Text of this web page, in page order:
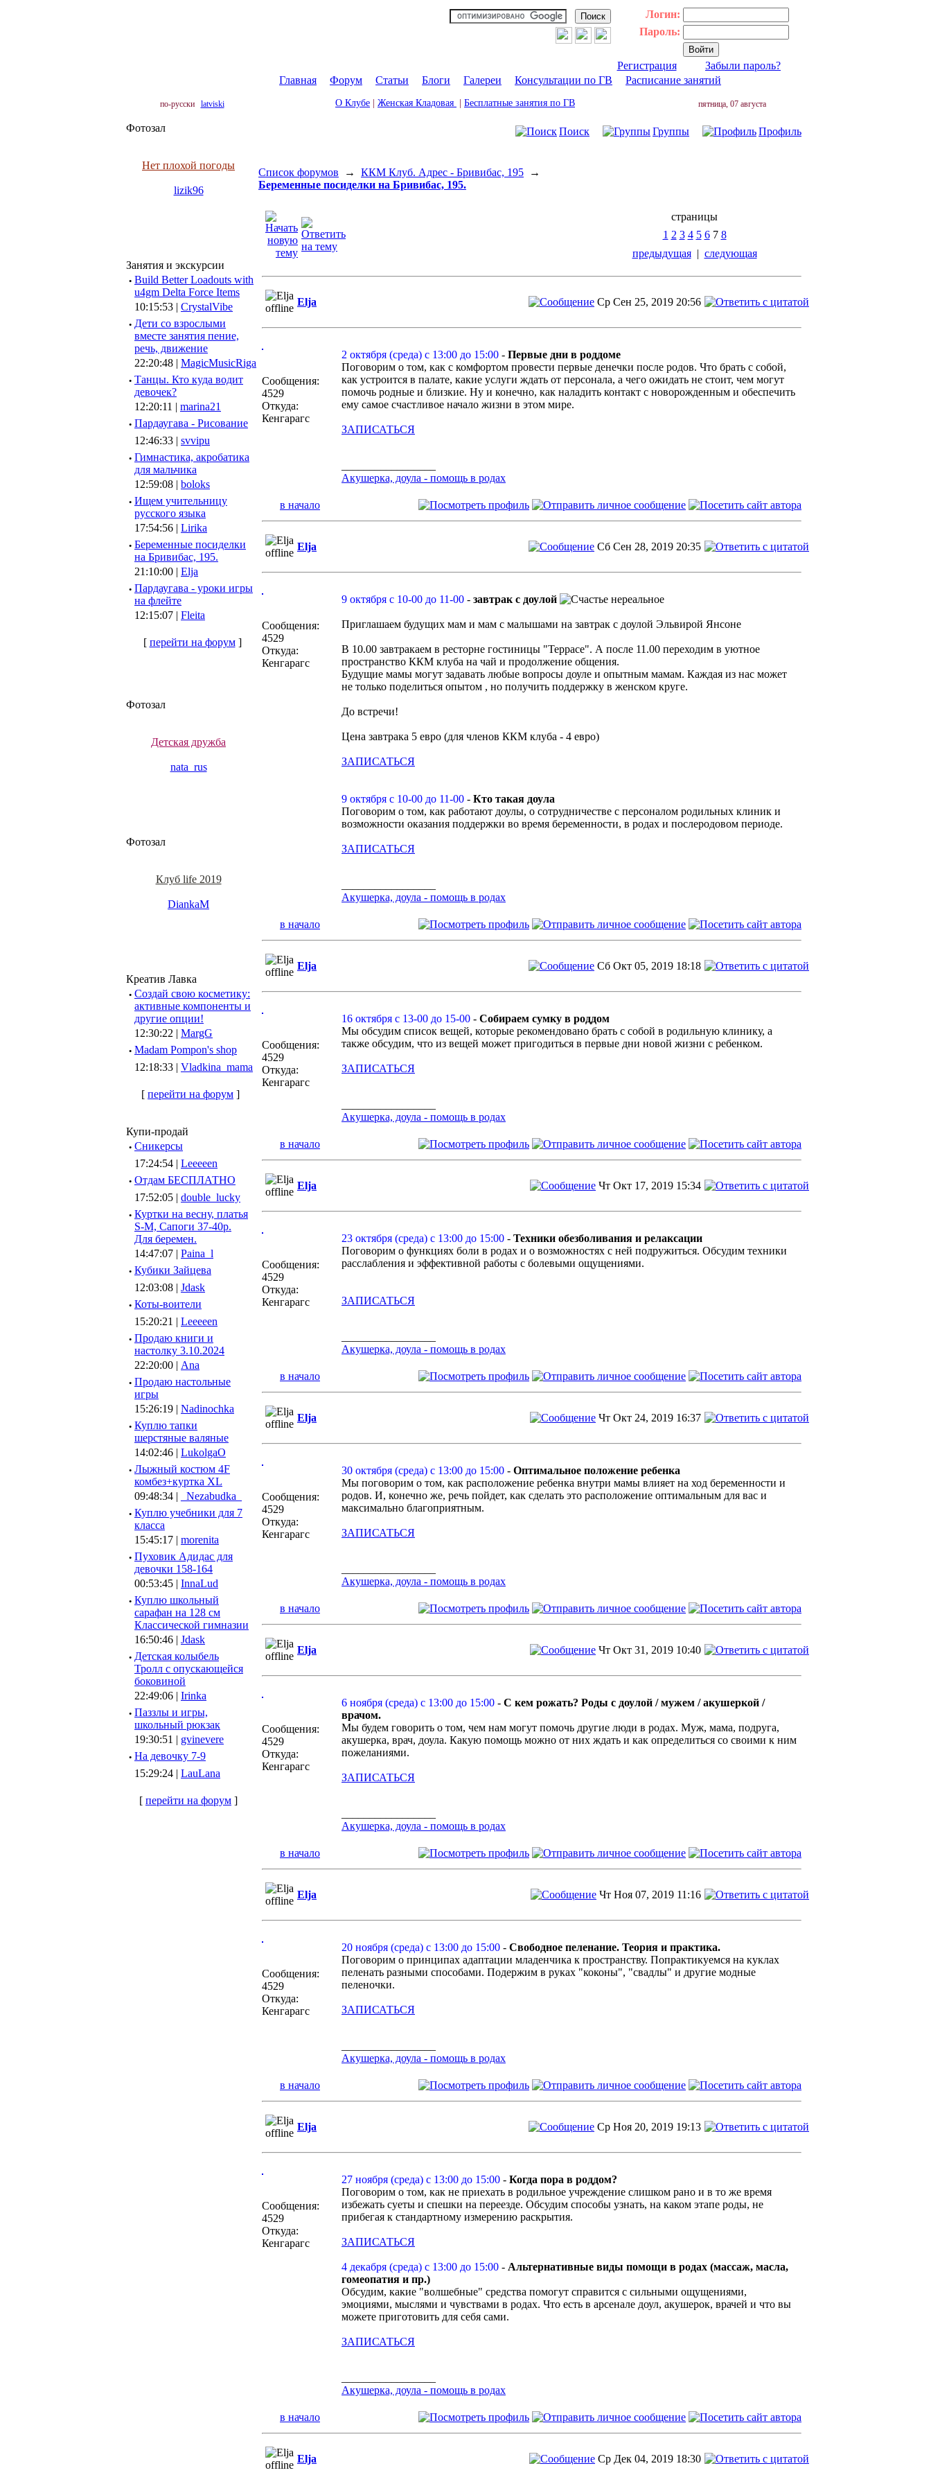
Логин:
Пароль:
Регистрация
Забыли пароль?
Главная
Форум Статьи Блоги Галереи Консультации по ГВ Расписание занятий
по-русски latviski О Клубе Женская Кладовая Бесплатные занятия по ГВ пятница, 07 августа
Фотозал
Нет плохой погоды
lizik96
Занятия и экскурсии
· Build Better Loadouts with
u4gm Delta Force Items
10:15:53 | CrystalVibe
· Дети со взрослыми
вместе занятия пение,
речь, движение
22:20:48 | MagicMusicRiga
· Танцы. Кто куда водит
девочек?
12:20:11 | marina21
· Пардаугава - Рисование
12:46:33 | svvipu
· Гимнастика, акробатика
для мальчика
12:59:08 | boloks
· Ищем учительницу
русского языка
17:54:56 | Lirika
· Беременные посиделки
на Бривибас, 195.
21:10:00 | Elja
· Пардаугава - уроки игры
на флейте
12:15:07 | Fleita
[ перейти на форум]
Фотозал
Детская дружба
nata_rus
Фотозал
Клуб life 2019
DiankaM
Креатив Лавка
· Создай свою косметику:
активные компоненты и
другие опции!
12:30:22 | MargG
· Madam Pompon's shop
12:18:33 | Vladkina_mama
[ перейти на форум ]
Купи-продай
· Сникерсы
17:24:54 | Leeeeen
· Отдам БЕСПЛАТНО
17:52:05 | double_lucky
· Куртки на весну, платья
S-M, Сапоги 37-40р.
Для беремен.
14:47:07 | Paina_l
· Кубики Зайцева
12:03:08 | Jdask
· Коты-воители
15:20:21 | Leeeeen
· Продаю книги и
настолку 3.10.2024
22:20:00 | Ana
· Продаю настольные
игры
15:26:19 | Nadinochka
· Куплю тапки
шерстяные валяные
14:02:46 | LukolgaO
· Лыжный костюм 4F
комбез+куртка XL
09:48:34 |
_Nezabudka_
· Куплю учебники для 7
класса
15:45:17 | morenita
· Пуховик Адидас для
девочки 158-164
00:53:45 | InnaLud
· Куплю школьный
сарафан на 128 см
Классической гимназии
16:50:46 | Jdask
· Детская колыбель
Тролл с опускающейся
боковиной
22:49:06 | Irinka
· Паззлы и игры,
школьный рюкзак
19:30:51 | gvinevere
· Hа девочку 7-9
15:29:24 | LauLana
[ перейти на форум ]
Поиск Группы Профиль
Список форумов → ККМ Клуб. Адрес - Бривибас, 195 →
Беременные посиделки на Бривибас, 195.
страницы
1 2 3 4 5 6 7 8
предыдущая| следующая
Elja Ср Сен 25, 2019 20:56
Сообщения:
4529
Откуда:
Кенгарагс
2 октября (среда) с 13:00 до 15:00 - Первые дни в роддоме
Поговорим о том, как с комфортом провести первые денечки после родов. Что брать с собой,
как устроится в палате, какие услуги ждать от персонала, а чего ожидать не стоит, чем могут
помочь родные и близкие. Ну и конечно, как наладить контакт с новорожденным и обеспечить
ему самое счастливое начало жизни в этом мире.
ЗАПИСАТЬСЯ
Акушерка, доула - помощь в родах
в начало
Elja Сб Сен 28, 2019 20:35
Сообщения:
4529
Откуда:
Кенгарагс
9 октября с 10-00 до 11-00 - завтрак с доулой
Приглашаем будущих мам и мам с малышами на завтрак с доулой Эльвирой Янсоне
В 10.00 завтракаем в ресторне гостиницы "Террасе". А после 11.00 переходим в уютное
пространство ККМ клуба на чай и продолжение общения.
Будущие мамы могут задавать любые вопросы доуле и опытным мамам. Каждая из нас может
не только поделиться опытом , но получить поддержку в женском круге.
До встречи!
Цена завтрака 5 евро (для членов ККМ клуба - 4 евро)
ЗАПИСАТЬСЯ
9 октября с 10-00 до 11-00 - Кто такая доула
Поговорим о том, как работают доулы, о сотрудничестве с персоналом родильных клиник и
возможности оказания поддержки во время беременности, в родах и послеродовом периоде.
ЗАПИСАТЬСЯ
Акушерка, доула - помощь в родах
в начало
Elja Сб Окт 05, 2019 18:18
Сообщения:
4529
Откуда:
Кенгарагс
16 октября с 13-00 до 15-00 - Собираем сумку в роддом
Мы обсудим список вещей, которые рекомендовано брать с собой в родильную клинику, а
также обсудим, что из вещей может пригодиться в первые дни новой жизни с ребенком.
ЗАПИСАТЬСЯ
Акушерка, доула - помощь в родах
в начало
Elja Чт Окт 17, 2019 15:34
Сообщения:
4529
Откуда:
Кенгарагс
23 октября (среда) с 13:00 до 15:00 - Техники обезболивания и релаксации
Поговорим о функциях боли в родах и о возможностях с ней подружиться. Обсудим техники
расслабления и эффективной работы с болевыми ощущениями.
ЗАПИСАТЬСЯ
Акушерка, доула - помощь в родах
в начало
Elja Чт Окт 24, 2019 16:37
Сообщения:
4529
Откуда:
Кенгарагс
30 октября (среда) с 13:00 до 15:00 - Оптимальное положение ребенка
Мы поговорим о том, как расположение ребенка внутри мамы влияет на ход беременности и
родов. И, конечно же, речь пойдет, как сделать это расположение оптимальным для вас и
максимально благоприятным.
ЗАПИСАТЬСЯ
Акушерка, доула - помощь в родах
в начало
Elja Чт Окт 31, 2019 10:40
Сообщения:
4529
Откуда:
Кенгарагс
6 ноября (среда) с 13:00 до 15:00 - С кем рожать? Роды с доулой / мужем / акушеркой /
врачом.
Мы будем говорить о том, чем нам могут помочь другие люди в родах. Муж, мама, подруга,
акушерка, врач, доула. Какую помощь можно от них ждать и как определиться со своими к ним
пожеланиями.
ЗАПИСАТЬСЯ
Акушерка, доула - помощь в родах
в начало
Elja Чт Ноя 07, 2019 11:16
Сообщения:
4529
Откуда:
Кенгарагс
20 ноября (среда) с 13:00 до 15:00 - Свободное пеленание. Теория и практика.
Поговорим о принципах адаптации младенчика к пространству. Попрактикуемся на куклах
пеленать разными способами. Подержим в руках "коконы", "свадлы" и другие модные
пеленочки.
ЗАПИСАТЬСЯ
Акушерка, доула - помощь в родах
в начало
Elja Ср Ноя 20, 2019 19:13
Сообщения:
4529
Откуда:
Кенгарагс
27 ноября (среда) с 13:00 до 15:00 - Когда пора в роддом?
Поговорим о том, как не приехать в родильное учреждение слишком рано и в то же время
избежать суеты и спешки на переезде. Обсудим способы узнать, на каком этапе роды, не
прибегая к стандартному измерению раскрытия.
ЗАПИСАТЬСЯ
4 декабря (среда) с 13:00 до 15:00 - Альтернативные виды помощи в родах (массаж, масла,
гомеопатия и пр.)
Обсудим, какие "волшебные" средства помогут справится с сильными ощущениями,
эмоциями, мыслями и чувствами в родах. Что есть в арсенале доул, акушерок, врачей и что вы
можете приготовить для себя сами.
ЗАПИСАТЬСЯ
Акушерка, доула - помощь в родах
в начало
Elja Ср Дек 04, 2019 18:30